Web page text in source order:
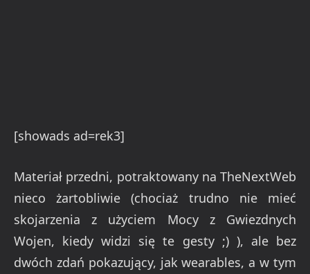
[showads ad=rek3]
Materiał przedni, potraktowany na TheNextWeb
nieco żartobliwie (chociaż trudno nie mieć
skojarzenia z użyciem Mocy z Gwiezdnych
Wojen, kiedy widzi się te gesty ;) ), ale bez
dwóch zdań pokazujący, jak wearables, a w tym